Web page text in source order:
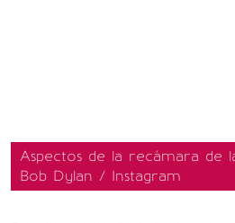
Aspectos de la recámara de
Bob Dylan / Instagram